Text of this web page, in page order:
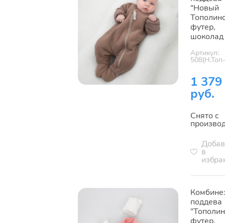
"Новый
футер,
шоколад
Артикул:
1 379
руб.
Снято с
в
поддева